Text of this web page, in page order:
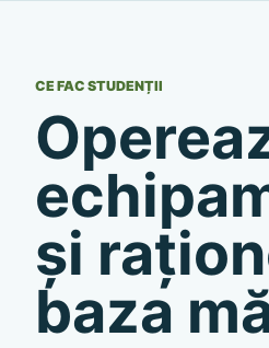
CE FAC STUDENȚII
și
baza